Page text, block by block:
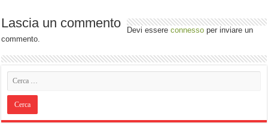
Lascia un commento Devi essereconnesso per inviare un
commento.